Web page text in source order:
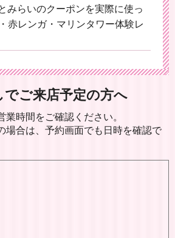
みらいのクーポンを実際に使っ
赤レンガ・マリンタワー体験レ
でご来店予定の方へ
時間をご確認ください。
場合は、予約画面でも日時を確認で